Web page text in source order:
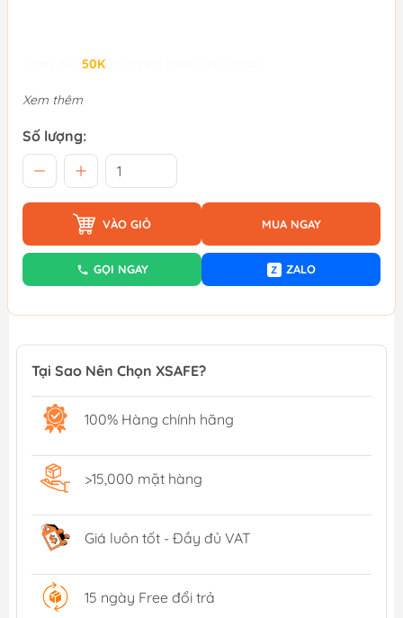
50K
Xem thêm
Số lượng:
VÀO GIỎ MUA NGAY
GỌI NGAY Z ZALO
Tại Sao Nên Chọn XSAFE?
100% Hàng chính hãng
>15,000 mặt hàng
Giá luôn tốt - Đầy đủ VAT
15 ngày Free đổi trả